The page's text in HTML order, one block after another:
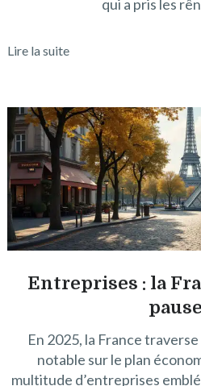
qui a pris les
Lire la suite
Entreprises : la
En 2025, la France
notable sur le plan
multitude d’entreprises